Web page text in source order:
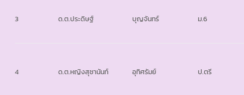
3 ด.ต.ประดิษฐ์ บุญจันทร์ ม.6
4 ด.ต.หญิงสุชานันท์ อุทิศรัมย์ ป.ตรี